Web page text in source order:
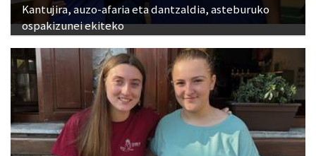
Kantujira, auzo-afaria eta dantzaldia, asteburuko
ospakizunei ekiteko